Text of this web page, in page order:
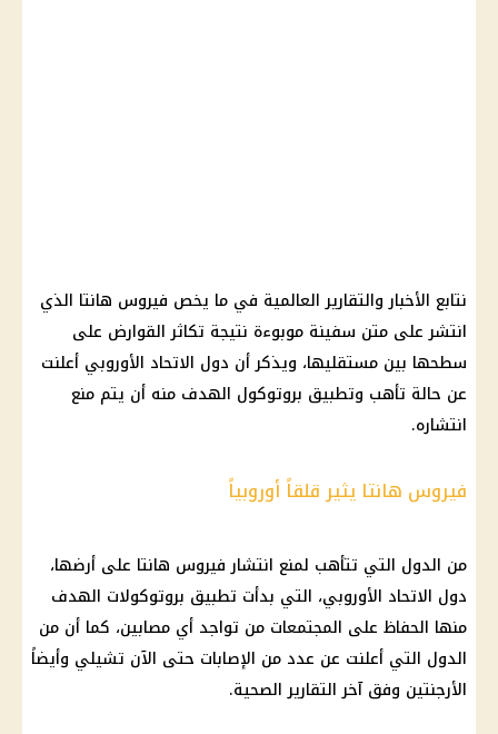
نتابع الأخبار والتقارير العالمية في ما يخص فيروس هانتا الذي
انتشر على متن سفينة موبوءة نتيجة تكاثر القوارض على
سطحها بين مستقليها، ويذكر أن دول الاتحاد الأوروبي أعلنت
عن حالة تأهب وتطبيق بروتوكول الهدف منه أن يتم منع
انتشاره.
فيروس هانتا يثير قلقاً أوروبياً
من الدول التي تتأهب لمنع انتشار فيروس هانتا على أرضها،
دول الاتحاد الأوروبي، التي بدأت تطبيق بروتوكولات الهدف
منها الحفاظ على المجتمعات من تواجد أي مصابين، كما أن من
الدول التي أعلنت عن عدد من الإصابات حتى الآن تشيلي وأيضاً
الأرجنتين وفق آخر التقارير الصحية.